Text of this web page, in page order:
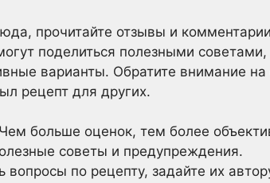
прочитайте отзывы и
поделиться полезными
варианты. Обратите внимание на
рецепт для других.
Чем больше оценок, тем более
советы и предупреждения.
вопросы по рецепту, задайте их